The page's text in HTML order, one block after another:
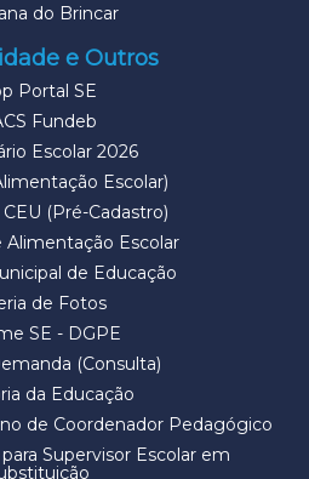
do Brincar
e Outros
Portal SE
Fundeb
Escolar 2026
Escolar)
(Pré-Cadastro)
Alimentação Escolar
de Educação
de Fotos
SE - DGPE
(Consulta)
da Educação
de Coordenador Pedagógico
Supervisor Escolar em